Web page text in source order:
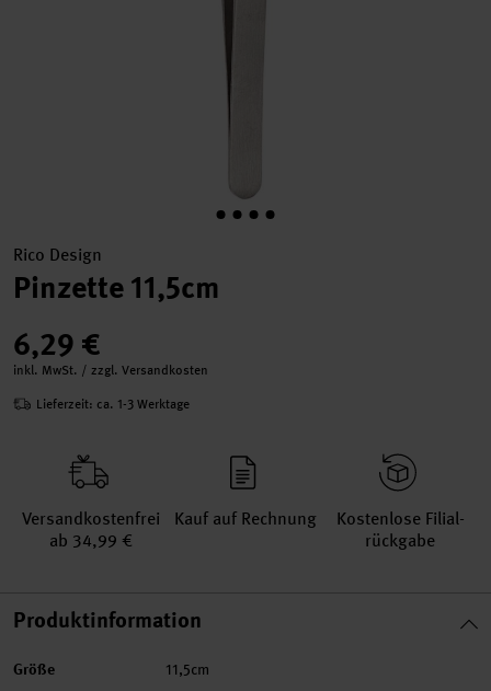
Rico Design
Pinzette 11,5cm
6,29 €
inkl. MwSt. / zzgl. Versandkosten
Lieferzeit: ca. 1-3 Werktage
Versand­kosten­frei
ab 34,99 €
Kauf auf Rechnung
Kosten­lose Filial­
rückgabe
Produktinformation
Größe 11,5cm